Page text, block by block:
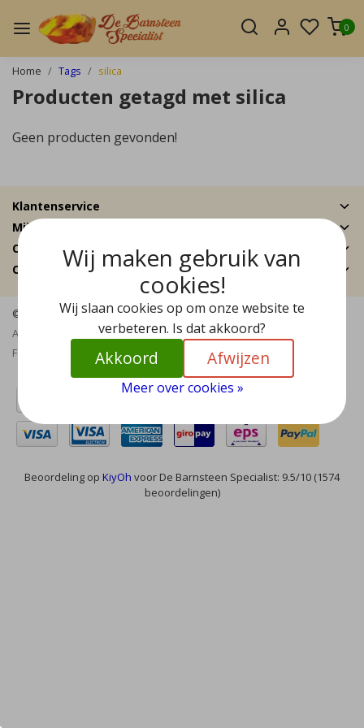
0
Home Tags silica
Producten getagd met silica
Geen producten gevonden!
Klantenservice
Mijn account
Categorieën
Contactgegevens
© Copyright 2026 - De Barnsteen Specialist | RealisatieInStijl Media
Algemene voorwaarden|Disclaimer|Privacy Policy
Feed
Beoordeling op KiyOh voor De Barnsteen Specialist: 9.5/10 (1574
beoordelingen)
Wij maken gebruik van
cookies!
Wij slaan cookies op om onze website te
verbeteren. Is dat akkoord?
Akkoord Afwijzen
Meer over cookies »